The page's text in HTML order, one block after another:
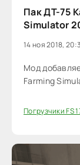
Пак ДТ-75
Simulator
14 ноя 2018,
Мод
Farming
Погрузчики FS